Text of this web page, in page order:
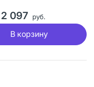
2 097 руб.
В корзину